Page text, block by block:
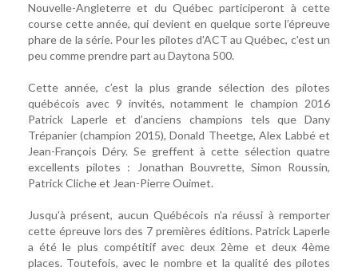
Nouvelle-Angleterre et du Québec participeront à cette
course cette année, qui devient en quelque sorte l’épreuve
phare de la série. Pour les pilotes d'ACT au Québec, c'est un
peu comme prendre part au Daytona 500.
Cette année, c’est la plus grande sélection des pilotes
québécois avec 9 invités, notamment le champion 2016
Patrick Laperle et d’anciens champions tels que Dany
Trépanier (champion 2015), Donald Theetge, Alex Labbé et
Jean-François Déry. Se greffent à cette sélection quatre
excellents pilotes : Jonathan Bouvrette, Simon Roussin,
Patrick Cliche et Jean-Pierre Ouimet.
Jusqu’à présent, aucun Québécois n’a réussi à remporter
cette épreuve lors des 7 premières éditions. Patrick Laperle
a été le plus compétitif avec deux 2ème et deux 4ème
places. Toutefois, avec le nombre et la qualité des pilotes